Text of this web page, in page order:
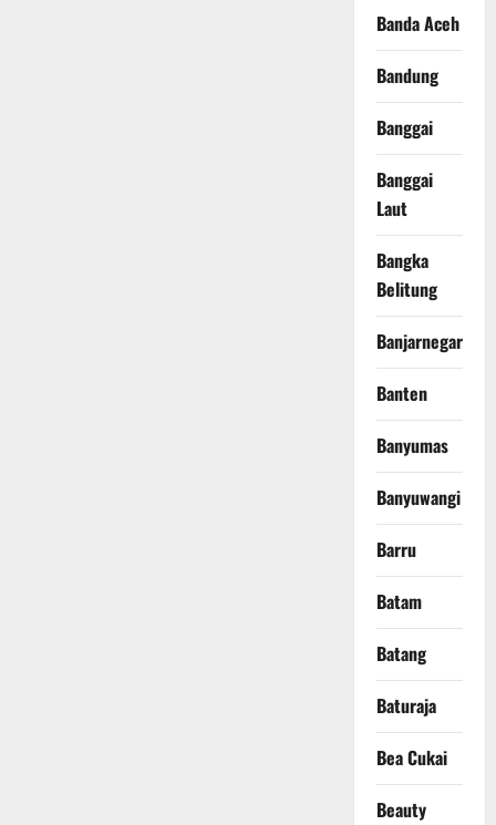
Banda Aceh
Bandung
Banggai
Banggai
Laut
Bangka
Belitung
Banjarnegara
Banten
Banyumas
Banyuwangi
Barru
Batam
Batang
Baturaja
Bea Cukai
Beauty